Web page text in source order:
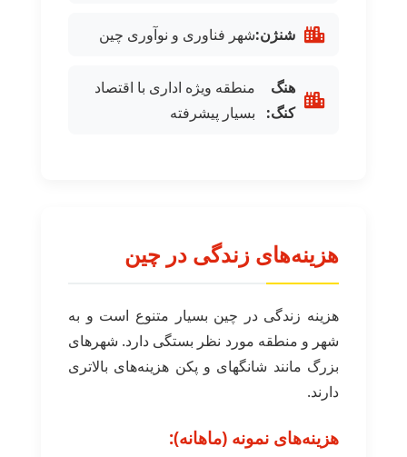
شنژن:شهر فناوری و نوآوری چین
هنگ
کنگ:
منطقه ویژه اداری با اقتصاد
بسیار پیشرفته
هزینه‌های زندگی در چین
هزینه زندگی در چین بسیار متنوع است و به
شهر و منطقه مورد نظر بستگی دارد. شهرهای
بزرگ مانند شانگهای و پکن هزینه‌های بالاتری
دارند.
هزینه‌های نمونه (ماهانه):